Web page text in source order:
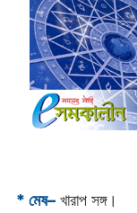
* মেষ–খারাপ সঙ্গ।